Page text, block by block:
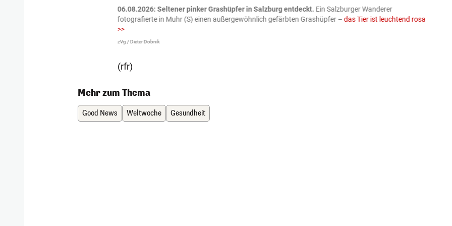
06.08.2026: Seltener pinker Grashüpfer in Salzburg entdeckt. Ein Salzburger Wanderer
fotografierte in Muhr (S) einen außergewöhnlich gefärbten Grashüpfer – das Tier ist leuchtend rosa
>>
zVg / Dieter Dobnik
(rfr)
Mehr zum Thema
Good News Weltwoche Gesundheit